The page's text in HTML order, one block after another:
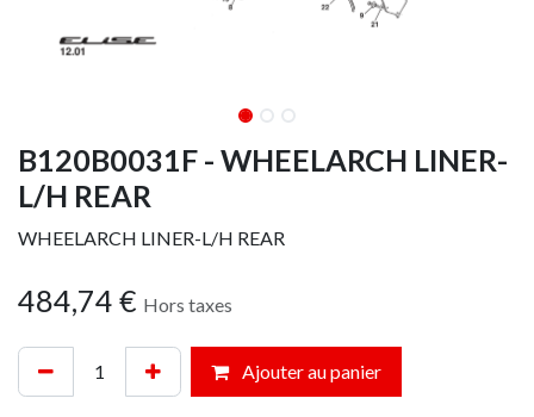
B120B0031F - WHEELARCH LINER-
L/H REAR
WHEELARCH LINER-L/H REAR
484,74 € Hors taxes
Ajouter au panier